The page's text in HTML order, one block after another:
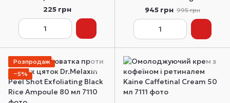
Mary&May Niacinamide +
Chaenomeles Sinensis
Serum 10 мл
225 грн
Dermalogy Black Energy
Cream, 80 мл
945 грн 995 грн
Розпродаж
−5%